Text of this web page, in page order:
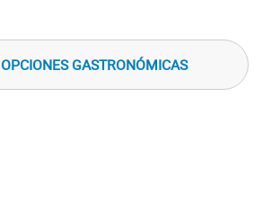
GASTRONÓMICAS